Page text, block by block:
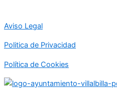
Aviso Legal
Politica de Privacidad
Política de Cookies